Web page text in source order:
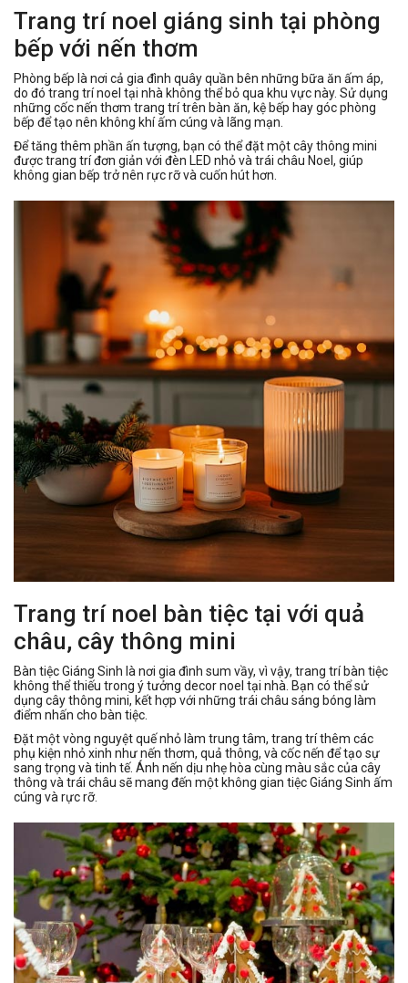
Trang trí noel giáng sinh tại phòng
bếp với nến thơm
Phòng bếp là nơi cả gia đình quây quần bên những bữa ăn ấm áp,
do đó trang trí noel tại nhà không thể bỏ qua khu vực này. Sử dụng
những cốc nến thơm trang trí trên bàn ăn, kệ bếp hay góc phòng
bếp để tạo nên không khí ấm cúng và lãng mạn.
Để tăng thêm phần ấn tượng, bạn có thể đặt một cây thông mini
được trang trí đơn giản với đèn LED nhỏ và trái châu Noel, giúp
không gian bếp trở nên rực rỡ và cuốn hút hơn.
Trang trí noel bàn tiệc tại với quả
châu, cây thông mini
Bàn tiệc Giáng Sinh là nơi gia đình sum vầy, vì vậy, trang trí bàn tiệc
không thể thiếu trong ý tưởng decor noel tại nhà. Bạn có thể sử
dụng cây thông mini, kết hợp với những trái châu sáng bóng làm
điểm nhấn cho bàn tiệc.
Đặt một vòng nguyệt quế nhỏ làm trung tâm, trang trí thêm các
phụ kiện nhỏ xinh như nến thơm, quả thông, và cốc nến để tạo sự
sang trọng và tinh tế. Ánh nến dịu nhẹ hòa cùng màu sắc của cây
thông và trái châu sẽ mang đến một không gian tiệc Giáng Sinh ấm
cúng và rực rỡ.